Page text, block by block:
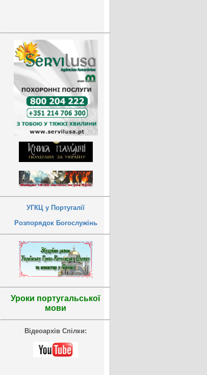
УГКЦ у Португалії
Розпорядок Богослужінь
Уроки португальської
мови
Відеоархів Спілки: